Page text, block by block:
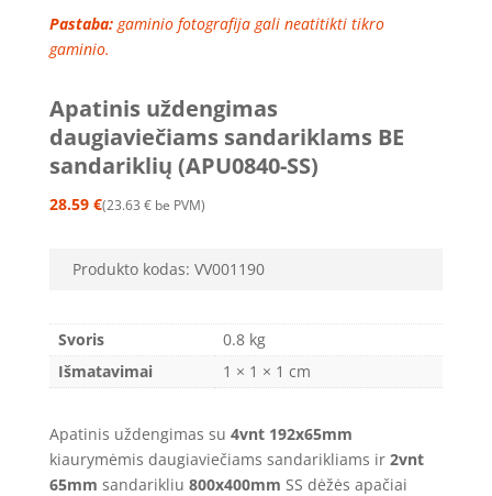
Pastaba:gaminio fotografija gali neatitikti tikro
gaminio.
Apatinis uždengimas
daugiaviečiams sandariklams BE
sandariklių (APU0840-SS)
28.59 € 23.63 € be PVM
Produkto kodas: VV001190
Svoris
0.8 kg
Išmatavimai
1 × 1 × 1 cm
Apatinis uždengimas su 4vnt 192x65mm
kiaurymėmis daugiaviečiams sandarikliams ir 2vnt
65mm sandarikliu 800x400mm SS dėžės apačiai